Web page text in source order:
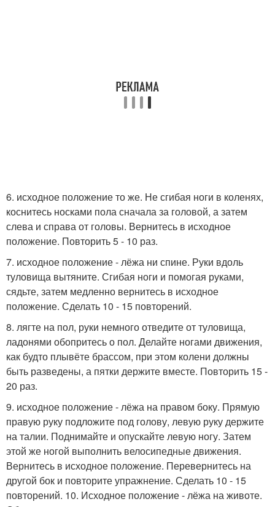
6. исходное положение то же. Не сгибая ноги в коленях,
коснитесь носками пола сначала за головой, а затем
слева и справа от головы. Вернитесь в исходное
положение. Повторить 5 - 10 раз.
7. исходное положение - лёжа ни спине. Руки вдоль
туловища вытяните. Сгибая ноги и помогая руками,
сядьте, затем медленно вернитесь в исходное
положение. Сделать 10 - 15 повторений.
8. лягте на пол, руки немного отведите от туловища,
ладонями обопритесь о пол. Делайте ногами движения,
как будто плывёте брассом, при этом колени должны
быть разведены, а пятки держите вместе. Повторить 15 -
20 раз.
9. исходное положение - лёжа на правом боку. Прямую
правую руку подложите под голову, левую руку держите
на талии. Поднимайте и опускайте левую ногу. Затем
этой же ногой выполнить велосипедные движения.
Вернитесь в исходное положение. Перевернитесь на
другой бок и повторите упражнение. Сделать 10 - 15
повторений. 10. Исходное положение - лёжа на животе.